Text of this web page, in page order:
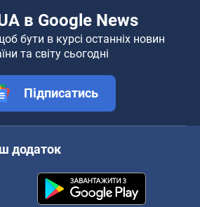
в Google News
бути в курсі останніх новин
та світу сьогодні
Підписатись
додаток